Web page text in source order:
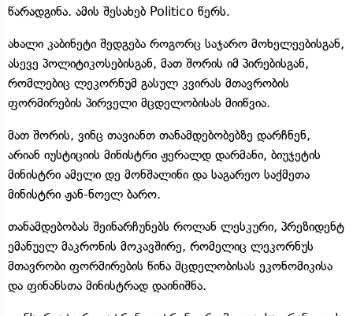
წარადგინა. ამის შესახებ Politico წერს.
ახალი კაბინეტი შედგება როგორც საჯარო მოხელეებისგან,
ასევე პოლიტიკოსებისგან, მათ შორის იმ პირებისგან,
რომლებიც ლეკორნუმ გასულ კვირას მთავრობის
ფორმირების პირველი მცდელობისას მიიწვია.
მათ შორის, ვინც თავიანთ თანამდებობებზე დარჩნენ,
არიან იუსტიციის მინისტრი ჟერალდ დარმანი, ბიუჯეტის
მინისტრი ამელი დე მონშალინი და საგარეო საქმეთა
მინისტრი ჟან-ნოელ ბარო.
თანამდებობას შეინარჩუნებს როლან ლესკური, პრეზიდენტ
ემანუელ მაკრონის მოკავშირე, რომელიც ლეკორნუს
მთავრობი ფორმირების წინა მცდელობისას ეკონომიკისა
და ფინანსთა მინისტრად დაინიშნა.